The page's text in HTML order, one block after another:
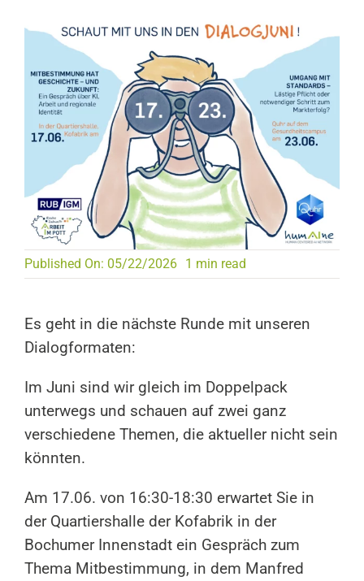
Published On: 05/22/2026 1 min read
Es geht in die nächste Runde mit unseren
Dialogformaten:
Im Juni sind wir gleich im Doppelpack
unterwegs und schauen auf zwei ganz
verschiedene Themen, die aktueller nicht sein
könnten.
Am 17.06. von 16:30-18:30 erwartet Sie in
der Quartiershalle der Kofabrik in der
Bochumer Innenstadt ein Gespräch zum
Thema Mitbestimmung, in dem Manfred